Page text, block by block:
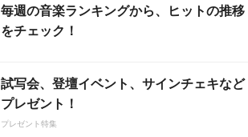
毎週の音楽ランキングから、ヒットの推移
をチェック！
試写会、登壇イベント、サインチェキなど
プレゼント！
プレゼント特集